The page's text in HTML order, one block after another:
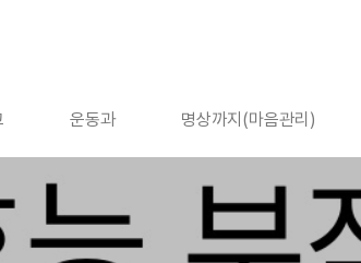
운동과 명상까지(마음관리)